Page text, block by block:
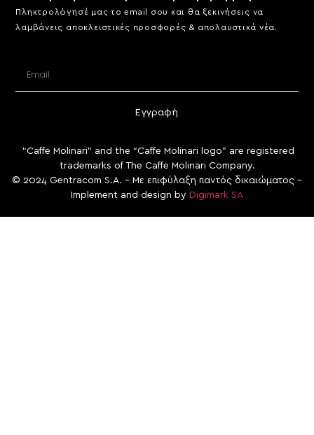
Πληκτρολόγησέ μας το email σου και θα ξεκινήσεις να
λαμβάνεις αποκλειστικές προσφορές & απολαυστικά νέα.
Εγγραφή
“Caffe Molinari” and the “Caffe Molinari logo” are registered
trademarks of The Caffe Molinari Company.
© 2024 Gentracom S.A. – Με επιφύλαξη παντός δικαιώματος –
Implement and design by Digimark SA